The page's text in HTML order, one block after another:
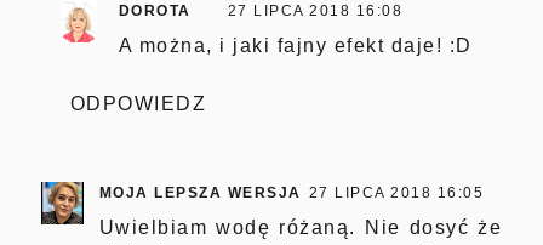
DOROTA 27 LIPCA 2018 16:08
A można, i jaki fajny efekt daje! :D
ODPOWIEDZ
MOJA LEPSZA WERSJA 27 LIPCA 2018 16:05
Uwielbiam wodę różaną. Nie dosyć że